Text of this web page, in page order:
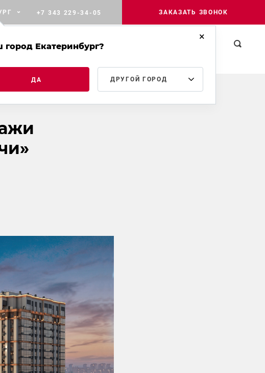
+7 343 229-34-05 ЗАКАЗАТЬ ЗВОНОК
ПРОМЫШЛЕННОЕ
город Екатеринбург?
ДА ДРУГОЙ ГОРОД